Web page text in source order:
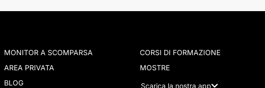
MONITOR A SCOMPARSA
AREA PRIVATA
BLOG
CORSI DI FORMAZIONE
MOSTRE
Scarica la nostra app